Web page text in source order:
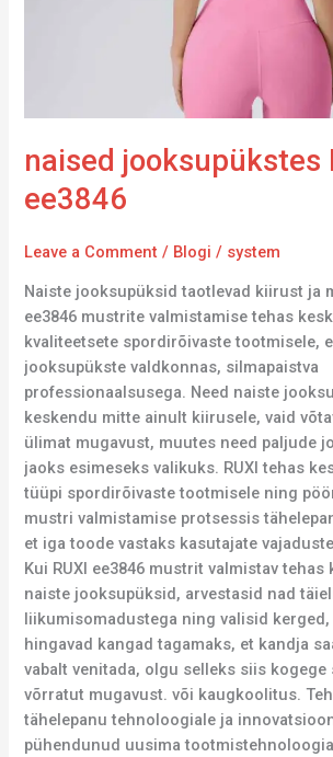
naised jooksupükstes
ee3846
Leave a Comment / Blogi / system
Naiste jooksupüksid taotlevad kiirust ja
ee3846 mustrite valmistamise tehas
kvaliteetsete spordirõivaste tootmisele,
jooksupükste valdkonnas, silmapaistva
professionaalsusega. Need naiste
keskendu mitte ainult kiirusele, vaid
ülimat mugavust, muutes need paljude
jaoks esimeseks valikuks. RUXI tehas
tüüpi spordirõivaste tootmisele ning
mustri valmistamise protsessis
et iga toode vastaks kasutajate
Kui RUXI ee3846 mustrit valmistav tehas
naiste jooksupüksid, arvestasid nad
liikumisomadustega ning valisid
hingavad kangad tagamaks, et kandja
vabalt venitada, olgu selleks siis kogege
võrratut mugavust. või kaugkoolitus.
tähelepanu tehnoloogiale ja
pühendunud uusima